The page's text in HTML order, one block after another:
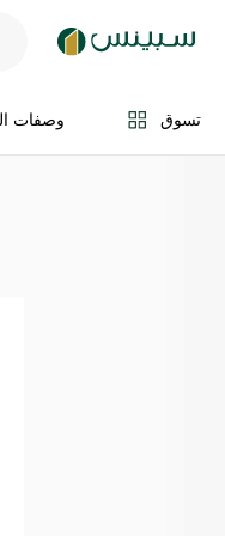
تسوق وصفات
اضف الى السلة